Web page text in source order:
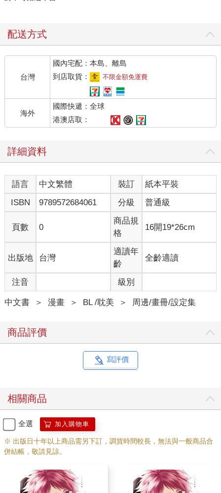
配送方式
台灣
國內宅配：本島、離島
到店取貨：
不限金額免運費
海外
國際快遞：全球
港澳店取：
詳細資料
語言 中文繁體 裝訂
紙本平裝
ISBN
9789572684061 分級 普通級
頁數 0
商品規
格
16開19*26cm
出版地 台灣
適讀年
齡
全齡適讀
注音 級別
中文書 ＞ 漫畫 ＞ BL /耽美 ＞ 周邊/畫冊/設定集
商品評價
寫評價
相關商品
全選 加入購物車
※ 出版日十年以上商品需另下訂，調貨時間較長，無法與一般商品合
併結帳，敬請見諒。